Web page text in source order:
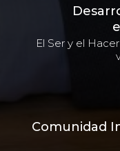
El Ser y el
Comunidad